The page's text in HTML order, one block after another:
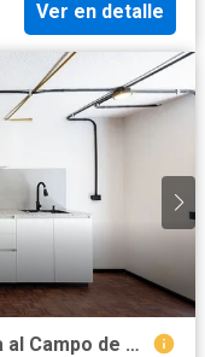
Ver en detalle
Loft Industrial con Terraza y Vista al Campo de Golf Campestre 2